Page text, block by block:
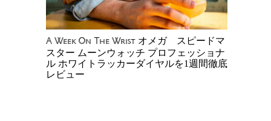
A Week On The Wrist オメガ スピードマ
スター ムーンウォッチ プロフェッショナ
ル ホワイトラッカーダイヤルを1週間徹底
レビュー